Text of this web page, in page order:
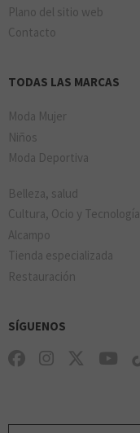
Plano del sitio web
Contacto
TODAS LAS MARCAS
Moda Mujer
Niños
Moda Deportiva
Belleza, salud
Cultura, Ocio y Tecnología
Alcampo
Tienda especializada
Restauración
SÍGUENOS